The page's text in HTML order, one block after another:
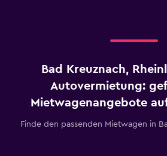
axis
Bad Kreuznach,
Autovermietung:
Mietwagenangebote
Finde den passenden Mietwagen in